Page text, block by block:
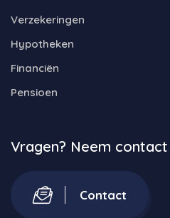
Verzekeringen
Hypotheken
Financiën
Pensioen
Vragen? Neem
Contact